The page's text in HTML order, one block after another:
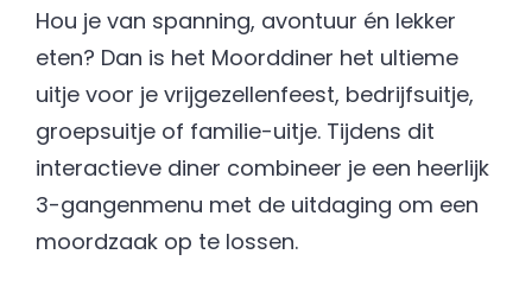
Hou je van spanning, avontuur én lekker
eten? Dan is het Moorddiner het ultieme
uitje voor je vrijgezellenfeest, bedrijfsuitje,
groepsuitje of familie-uitje. Tijdens dit
interactieve diner combineer je een heerlijk
3-gangenmenu met de uitdaging om een
moordzaak op te lossen.